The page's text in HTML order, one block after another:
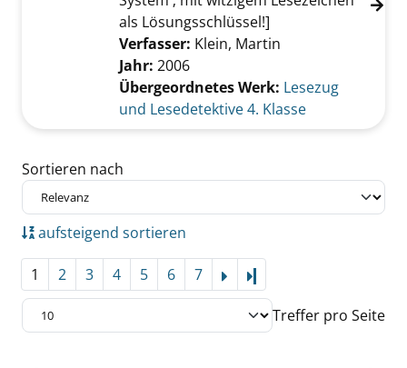
als Lösungsschlüssel!]
Verfasser: Klein, Martin
Jahr: 2006
Übergeordnetes Werk: Lesezug
und Lesedetektive 4. Klasse
Zu den Suchfiltern springen
Sortieren nach
aufsteigend sortieren
1 2 3 4 5 6 7
Treffer pro Seite